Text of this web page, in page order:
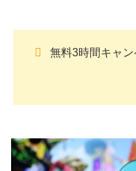
無料3時間キャ